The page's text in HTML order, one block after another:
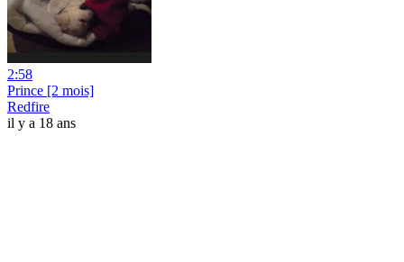
2:58
Prince [2 mois]
Redfire
il y a 18 ans